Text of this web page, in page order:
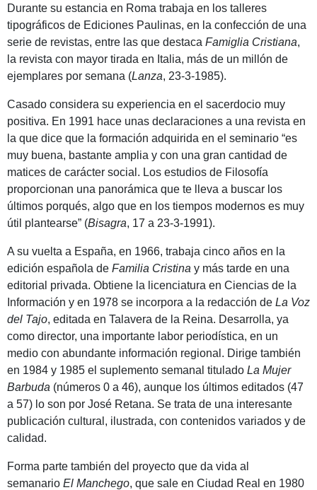
Durante su estancia en Roma trabaja en los talleres
tipográficos de Ediciones Paulinas, en la confección de una
serie de revistas, entre las que destaca Famiglia Cristiana,
la revista con mayor tirada en Italia, más de un millón de
ejemplares por semana (Lanza, 23-3-1985).
Casado considera su experiencia en el sacerdocio muy
positiva. En 1991 hace unas declaraciones a una revista en
la que dice que la formación adquirida en el seminario “es
muy buena, bastante amplia y con una gran cantidad de
matices de carácter social. Los estudios de Filosofía
proporcionan una panorámica que te lleva a buscar los
últimos porqués, algo que en los tiempos modernos es muy
útil plantearse” (Bisagra, 17 a 23-3-1991).
A su vuelta a España, en 1966, trabaja cinco años en la
edición española de Familia Cristina y más tarde en una
editorial privada. Obtiene la licenciatura en Ciencias de la
Información y en 1978 se incorpora a la redacción de La Voz
del Tajo, editada en Talavera de la Reina. Desarrolla, ya
como director, una importante labor periodística, en un
medio con abundante información regional. Dirige también
en 1984 y 1985 el suplemento semanal titulado La Mujer
Barbuda (números 0 a 46), aunque los últimos editados (47
a 57) lo son por José Retana. Se trata de una interesante
publicación cultural, ilustrada, con contenidos variados y de
calidad.
Forma parte también del proyecto que da vida al
semanario El Manchego, que sale en Ciudad Real en 1980